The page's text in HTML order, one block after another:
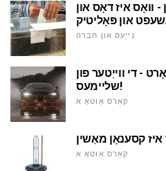
וואָס איז דאָס און
נייַעס און חברה
- די ווייַטער פון
שליימעס!
קאַרס אַוטאָ א
איז קסענאָן מאַשין
קאַרס אַוטאָ א